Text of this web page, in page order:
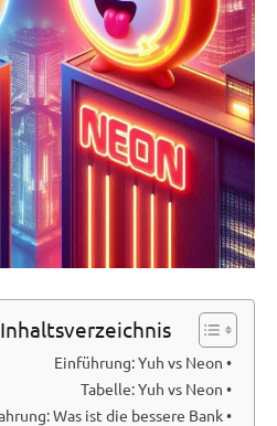
Inhaltsverzeichnis
• Einführung: Yuh vs Neon
• Tabelle: Yuh vs Neon
• Deine Erfahrung: Was ist die bessere Bank?